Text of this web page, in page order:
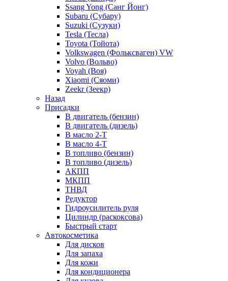
Ssang Yong (Санг Йонг)
Subaru (Субару)
Suzuki (Сузуки)
Tesla (Тесла)
Toyota (Тойота)
Volkswagen (Фольксваген) VW
Volvo (Вольво)
Voyah (Воя)
Xiaomi (Сяоми)
Zeekr (Зеекр)
Назад
Присадки
В двигатель (бензин)
В двигатель (дизель)
В масло 2-Т
В масло 4-Т
В топливо (бензин)
В топливо (дизель)
АКПП
МКПП
ТНВД
Редуктор
Гидроусилитель руля
Цилиндр (раскоксова)
Быстрый старт
Автокосметика
Для дисков
Для запаха
Для кожи
Для кондиционера